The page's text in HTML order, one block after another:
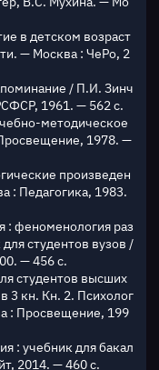
в детском возраст
— Москва : ЧеРо, 2
/ П.И. Зинч
1961. — 562 с.
методическое
1978. —
произведен
: Педагогика, 1983.
: феноменология раз
студентов вузов /
— 456 с.
студентов высших
3 кн. Кн. 2. Психолог
: Просвещение, 199
: учебник для бакал
2014. — 460 с.